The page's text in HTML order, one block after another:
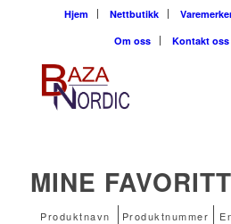
Hjem Nettbutikk
Om oss
Kontakt oss
MINE
Produktnavn Produktnummer